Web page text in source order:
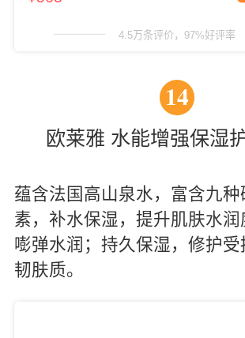
4.5万条评价，97%好评率
14
欧莱雅 水能增强保湿
蕴含法国高山泉水，富含九种
素，补水保湿，提升肌肤水
嘭弹水润；持久保湿，修护受
韧肤质。